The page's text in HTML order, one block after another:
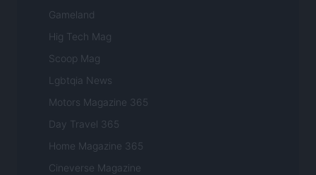
Gameland
Hig Tech Mag
Scoop Mag
Lgbtqia News
Motors Magazine 365
Day Travel 365
Home Magazine 365
Cineverse Magazine